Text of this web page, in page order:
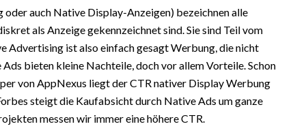
auch Native Display-Anzeigen) bezeichnen alle
als Anzeige gekennzeichnet sind. Sie sind Teil vom
Advertising ist also einfach gesagt Werbung, die nicht
bieten kleine Nachteile, doch vor allem Vorteile. Schon
von AppNexus liegt der CTR nativer Display Werbung
steigt die Kaufabsicht durch Native Ads um ganze
messen wir immer eine höhere CTR.